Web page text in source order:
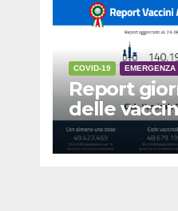
COVID-19 EMERGENZA
Report
delle
23 agosto